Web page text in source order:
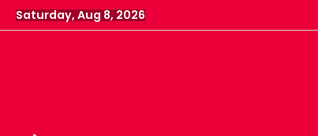
Skip
to
Saturday, Aug 8, 2026